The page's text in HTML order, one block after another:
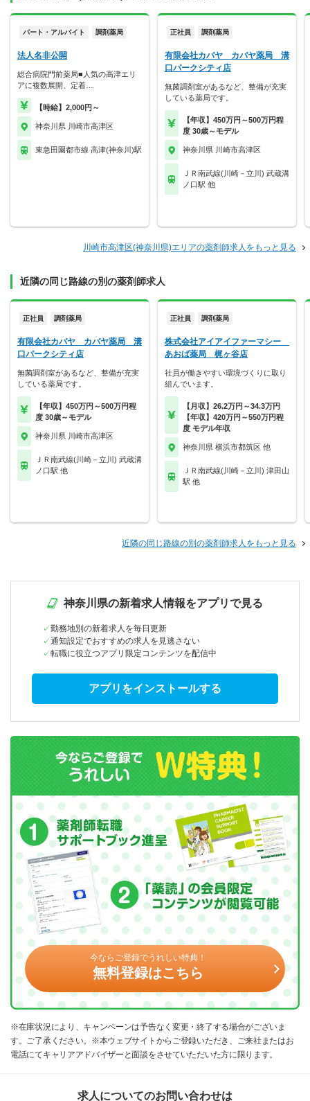
パート・アルバイト 調剤薬局
法人名非公開
総合病院門前薬局■人気の高津エリ
アに複数展開、定着…
【時給】2,000円～
神奈川県 川崎市高津区
東急田園都市線 高津(神奈川)駅
正社員 調剤薬局
有限会社カバヤ カバヤ薬局 溝
口パークシティ店
無菌調剤室があるなど、整備が充実
している薬局です。
【年収】450万円～500万円程
度 30歳～モデル
神奈川県 川崎市高津区
ＪＲ南武線(川崎－立川) 武蔵溝
ノ口駅 他
川崎市高津区(神奈川県)エリアの薬剤師求人をもっと見る
近隣の同じ路線の別の薬剤師求人
正社員 調剤薬局
有限会社カバヤ カバヤ薬局 溝
口パークシティ店
無菌調剤室があるなど、整備が充実
している薬局です。
【年収】450万円～500万円程
度 30歳～モデル
神奈川県 川崎市高津区
ＪＲ南武線(川崎－立川) 武蔵溝
ノ口駅 他
正社員 調剤薬局
株式会社アイアイファーマシー
あおば薬局 梶ヶ谷店
社員が働きやすい環境づくりに取り
組んでいます。
【月収】26.2万円～34.3万円
【年収】420万円～550万円程
度 モデル年収
神奈川県 横浜市都筑区 他
ＪＲ南武線(川崎－立川) 津田山
駅 他
近隣の同じ路線の別の薬剤師求人をもっと見る
神奈川県の新着求人情報をアプリで見る
勤務地別の新着求人を毎日更新
通知設定でおすすめの求人を見逃さない
転職に役立つアプリ限定コンテンツを配信中
アプリをインストールする
今ならご登録でうれしい特典！
無料登録はこちら
※在庫状況により、キャンペーンは予告なく変更・終了する場合がございま
す。ご了承ください。※本ウェブサイトからご登録いただき、ご来社またはお
電話にてキャリアアドバイザーと面談をさせていただいた方に限ります。
求人についてのお問い合わせは